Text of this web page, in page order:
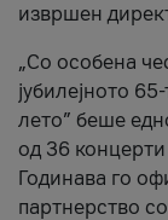
извршен
„Со особена
јубилејното
лето” беше
од 36
Годинава го
партнерство